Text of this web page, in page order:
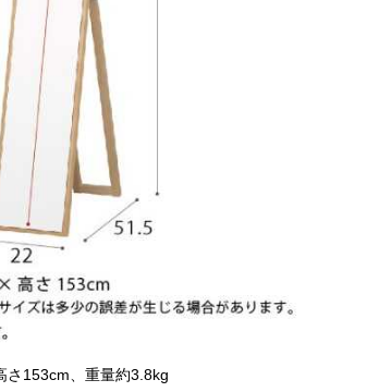
さ153cm、重量約3.8kg